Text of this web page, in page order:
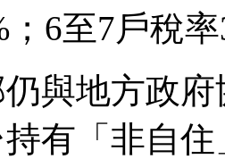
；6至7戶稅
仍與地方政
有「非自